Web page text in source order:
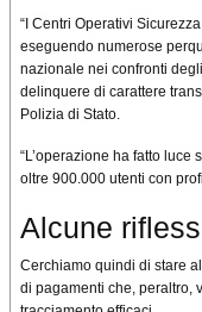
“I Centri Operativi
eseguendo numerose
nazionale nei confronti
delinquere di carattere
Polizia di Stato.
“L’operazione ha fatto
oltre 900.000 utenti con
Alcune
Cerchiamo quindi di stare
di pagamenti che, peraltro,